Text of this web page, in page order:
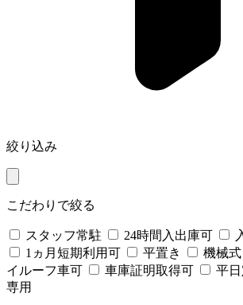
絞り込み
こだわりで絞る
スタッフ常駐 24時間入出庫可
1ヵ月短期利用可
平置き 機械式
イルーフ車可
車庫証明取得可 平日
専用